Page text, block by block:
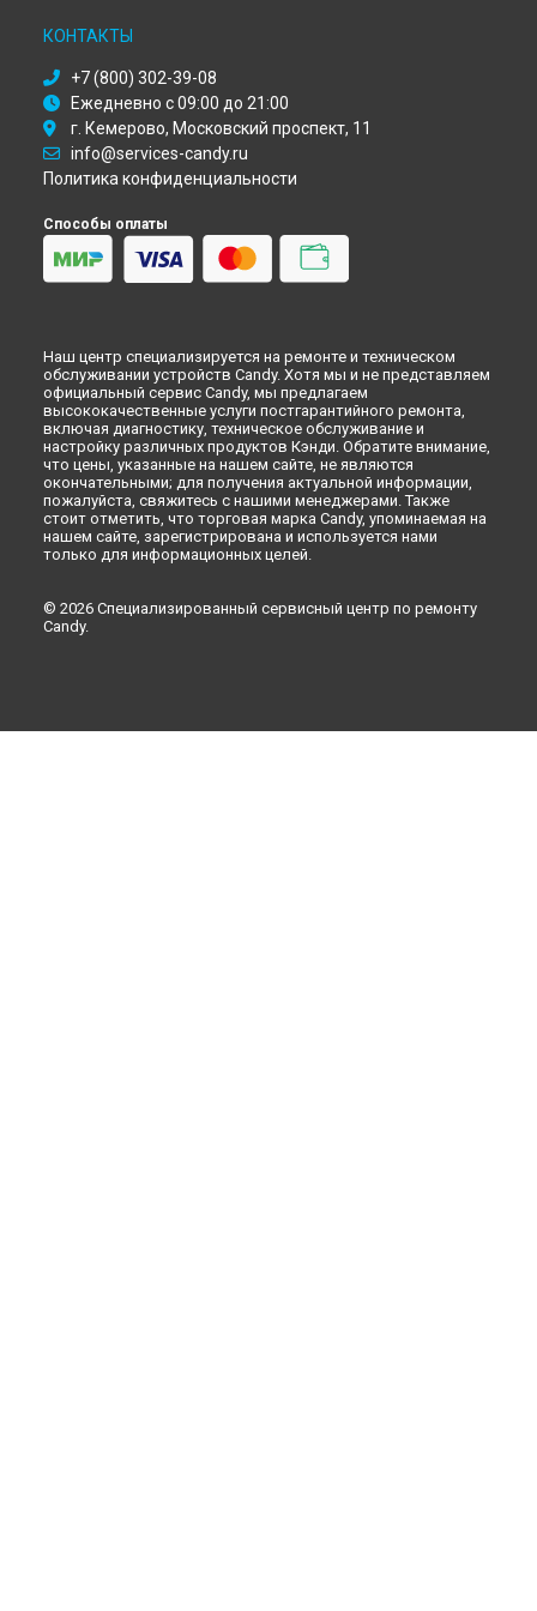
Ремонт духового шкафа FST 247/1 X Candy в
Ремонт духового шкафа FST 247/1 X Candy в
Челнах
Ремонт духового шкафа FST 247/1 X Candy в
КОНТАКТЫ
+7 (800) 302-39-08
Ежедневно с 09:00 до 21:00
г. Кемерово, Московский проспект, 11
info@services-candy.ru
Политика конфиденциальности
Способы оплаты
Наш центр специализируется на ремонте и техническом
обслуживании устройств Candy. Хотя мы и не представляем
официальный сервис Candy, мы предлагаем
высококачественные услуги постгарантийного ремонта,
включая диагностику, техническое обслуживание и
настройку различных продуктов Кэнди. Обратите внимание,
что цены, указанные на нашем сайте, не являются
окончательными; для получения актуальной информации,
пожалуйста, свяжитесь с нашими менеджерами. Также
стоит отметить, что торговая марка Candy, упоминаемая на
нашем сайте, зарегистрирована и используется нами
только для информационных целей.
© 2026 Специализированный сервисный центр по ремонту
Candy.